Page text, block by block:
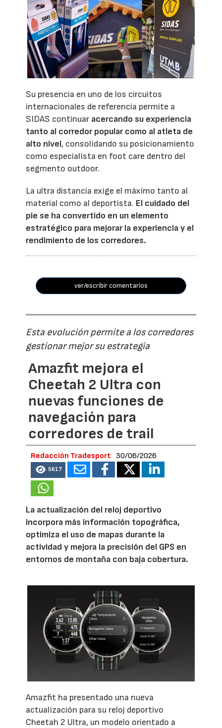
Su presencia en uno de los circuitos
internacionales de referencia permite a
SIDAS continuar acercando su experiencia
tanto al corredor popular como al atleta de
alto nivel, consolidando su posicionamiento
como especialista en foot care dentro del
segmento outdoor.
La ultra distancia exige el máximo tanto al
material como al deportista. El cuidado del
pie se ha convertido en un elemento
estratégico para mejorar la experiencia y el
rendimiento de los corredores.
ver/escribir comentarios
Esta evolución permite a los corredores
gestionar mejor su estrategia
Amazfit mejora el
Cheetah 2 Ultra con
nuevas funciones de
navegación para
corredores de trail
Redacción Tradesport 30/06/2026
5617
La actualización del reloj deportivo
incorpora más información topográfica,
optimiza el uso de mapas durante la
actividad y mejora la precisión del GPS en
entornos de montaña con baja cobertura.
Amazfit ha presentado una nueva
actualización para su reloj deportivo
Cheetah 2 Ultra, un modelo orientado a